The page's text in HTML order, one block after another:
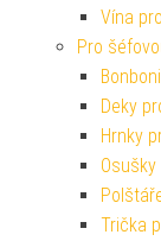
Vína
Pro
Deky
Hrnky
Trička